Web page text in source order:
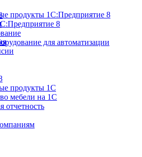
продукты 1С:Предприятие 8
8
для автоматизации
продукты 1С
мебели на 1С
отчетность